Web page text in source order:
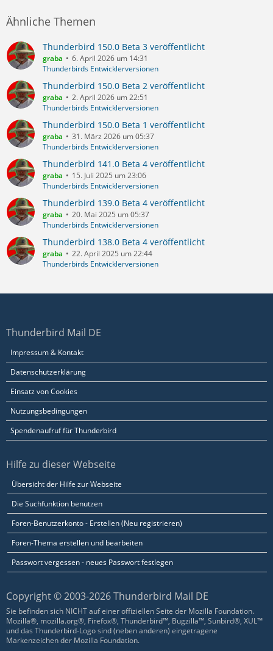
Ähnliche Themen
Thunderbird 150.0 Beta 3 veröffentlicht
graba
6. April 2026 um 14:31
Thunderbirds Entwicklerversionen
Thunderbird 150.0 Beta 2 veröffentlicht
graba
2. April 2026 um 22:51
Thunderbirds Entwicklerversionen
Thunderbird 150.0 Beta 1 veröffentlicht
graba
31. März 2026 um 05:37
Thunderbirds Entwicklerversionen
Thunderbird 141.0 Beta 4 veröffentlicht
graba
15. Juli 2025 um 23:06
Thunderbirds Entwicklerversionen
Thunderbird 139.0 Beta 4 veröffentlicht
graba
20. Mai 2025 um 05:37
Thunderbirds Entwicklerversionen
Thunderbird 138.0 Beta 4 veröffentlicht
graba
22. April 2025 um 22:44
Thunderbirds Entwicklerversionen
Thunderbird Mail DE
Impressum & Kontakt
Datenschutzerklärung
Einsatz von Cookies
Nutzungsbedingungen
Spendenaufruf für Thunderbird
Hilfe zu dieser Webseite
Übersicht der Hilfe zur Webseite
Die Suchfunktion benutzen
Foren-Benutzerkonto - Erstellen (Neu registrieren)
Foren-Thema erstellen und bearbeiten
Passwort vergessen - neues Passwort festlegen
Copyright © 2003-2026 Thunderbird Mail DE
Sie befinden sich NICHT auf einer offiziellen Seite der Mozilla Foundation.
Mozilla®, mozilla.org®, Firefox®, Thunderbird™, Bugzilla™, Sunbird®, XUL™
und das Thunderbird-Logo sind (neben anderen) eingetragene
Markenzeichen der Mozilla Foundation.